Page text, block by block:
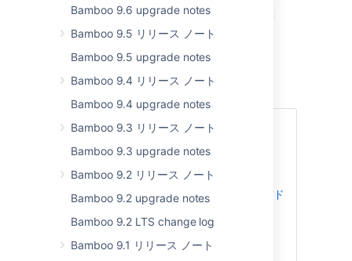
Bamboo 9.6 upgrade notes
Bamboo 9.5 リリース ノート
Bamboo 9.5 upgrade notes
Bamboo 9.4 リリース ノート
Bamboo 9.4 upgrade notes
Bamboo 9.3 リリース ノート
Bamboo 9.3 upgrade notes
Bamboo 9.2 リリース ノート
Bamboo 9.2 upgrade notes
Bamboo 9.2 LTS change log
Bamboo 9.1 リリース ノート
最新バージョンを入手
Read the documentation
ハイライト
Bamboo 10.0.0
Atlassian Data Center
Platform 7 へのアップグレード
REST v2 API updates
WebSudo support